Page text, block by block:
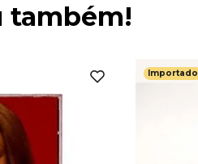
também!
Importado